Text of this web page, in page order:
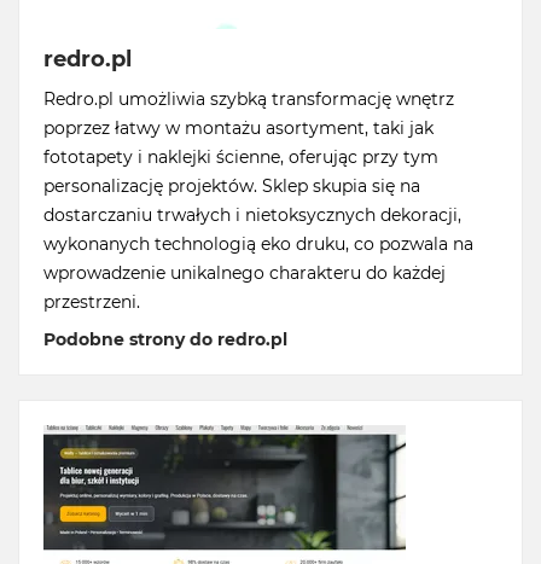
redro.pl
Redro.pl umożliwia szybką transformację wnętrz
poprzez łatwy w montażu asortyment, taki jak
fototapety i naklejki ścienne, oferując przy tym
personalizację projektów. Sklep skupia się na
dostarczaniu trwałych i nietoksycznych dekoracji,
wykonanych technologią eko druku, co pozwala na
wprowadzenie unikalnego charakteru do każdej
przestrzeni.
Podobne strony do redro.pl